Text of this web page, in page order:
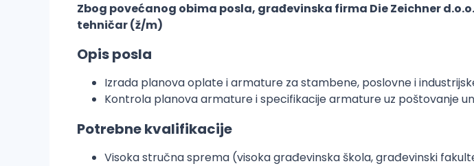
Zbog povećanog obima posla, građevinska firma Die Zeichner d.o.o.
tehničar (ž/m)
Opis posla
Izrada planova oplate i armature za stambene, poslovne i
Kontrola planova armature i specifikacije armature uz poštovanje
Potrebne kvalifikacije
Visoka stručna sprema (visoka građevinska škola, građevinski